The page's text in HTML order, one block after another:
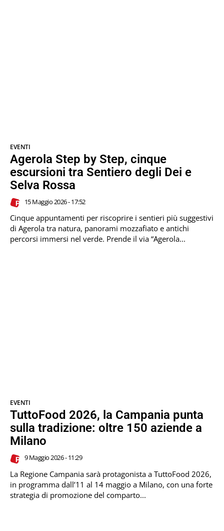
EVENTI
Agerola Step by Step, cinque
escursioni tra Sentiero degli Dei e
Selva Rossa
15 Maggio 2026 - 17:52
Cinque appuntamenti per riscoprire i sentieri più suggestivi
di Agerola tra natura, panorami mozzafiato e antichi
percorsi immersi nel verde. Prende il via “Agerola...
EVENTI
TuttoFood 2026, la Campania punta
sulla tradizione: oltre 150 aziende a
Milano
9 Maggio 2026 - 11:29
La Regione Campania sarà protagonista a TuttoFood 2026,
in programma dall’11 al 14 maggio a Milano, con una forte
strategia di promozione del comparto...